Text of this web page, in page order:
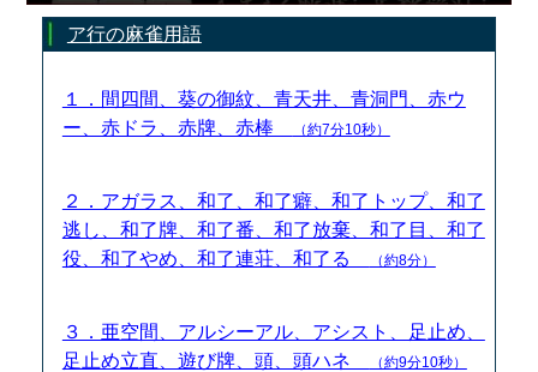
ア行の麻雀用語
１．間四間、葵の御紋、青天井、青洞門、赤ウ
ー、赤ドラ、赤牌、赤棒
（約7分10秒）
２．アガラス、和了、和了癖、和了トップ、和了
逃し、和了牌、和了番、和了放棄、和了目、和了
役、和了やめ、和了連荘、和了る
（約8分）
３．亜空間、アルシーアル、アシスト、足止め、
足止め立直、遊び牌、頭、頭ハネ
（約9分10秒）